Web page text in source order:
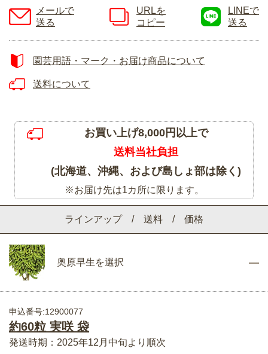
ラインアップ / 送料 / 価格
奥原早生を選択
申込番号:12900077
約60粒 実咲 袋
発送時期：2025年12月中旬より順次
メールで
送る
URLを
コピー
LINEで
送る
園芸用語・マーク・お届け商品について
送料について
お買い上げ8,000円以上で
送料当社負担
(北海道、沖縄、および島しょ部は除く)
※お届け先は1カ所に限ります。